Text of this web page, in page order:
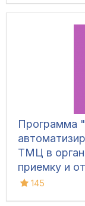
Программа
ТМЦ в
приемку и
145